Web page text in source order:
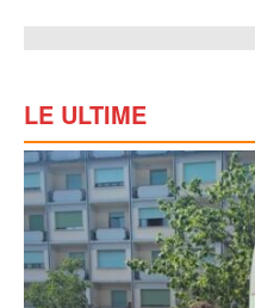
LE ULTIME